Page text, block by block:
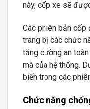
này, cốp xe sẽ
Các phiên bản
trang bị các chức
tăng cường an
mà của hệ thống.
biến trong các
Chức năng